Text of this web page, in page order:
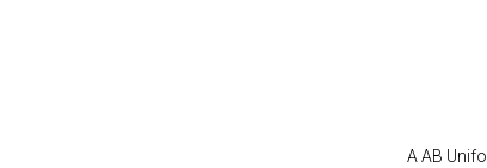
A AB